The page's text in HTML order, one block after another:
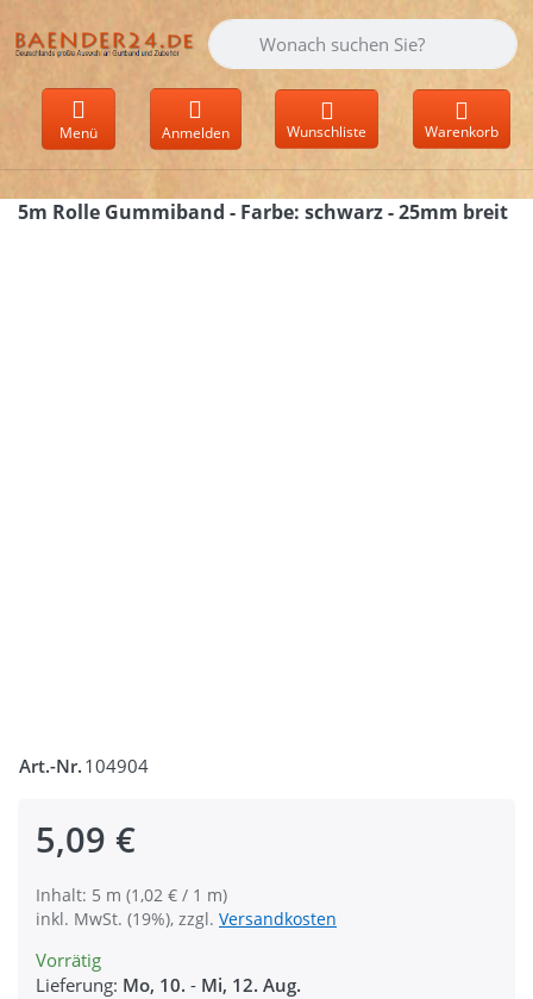
Geben Sie einen Suchbegriff ein.
Menü Anmelden Wunschliste Warenkorb
5m Rolle Gummiband - Farbe: schwarz - 25mm breit
Art.-Nr. 104904
5,09 €
Inhalt: 5 m (1,02 € / 1 m)
inkl. MwSt. (19%), zzgl. Versandkosten
Vorrätig
Lieferung: Mo, 10. - Mi, 12. Aug.